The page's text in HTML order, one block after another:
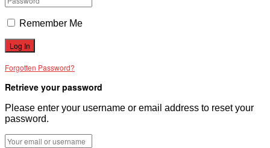
Remember Me
Forgotten Password?
Retrieve your password
Please enter your username or email address to reset your
password.